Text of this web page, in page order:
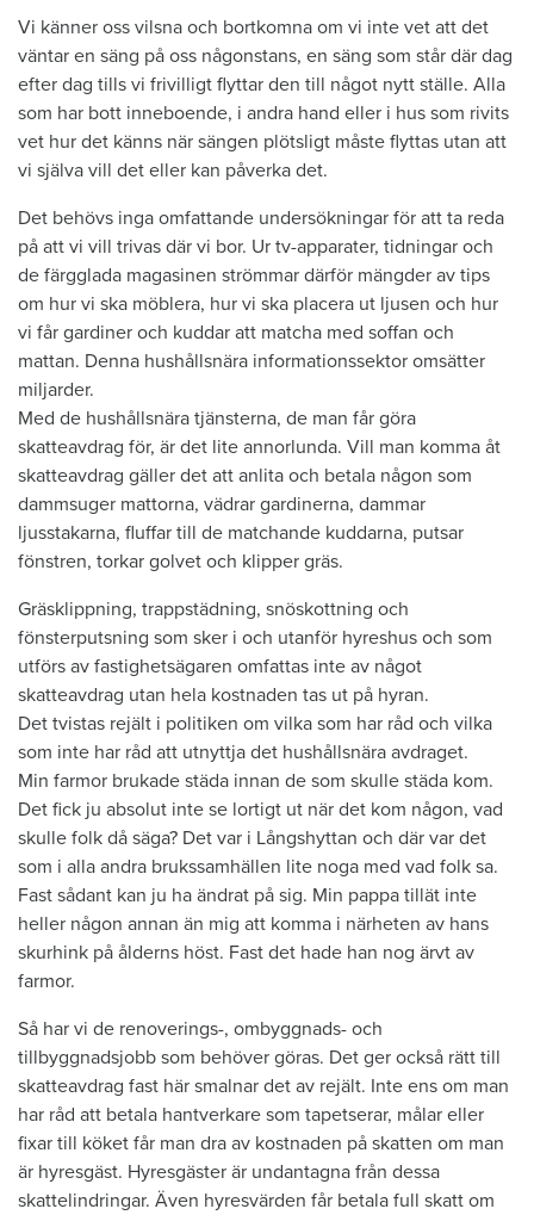
Vi känner oss vilsna och bortkomna om vi inte vet att det
väntar en säng på oss någonstans, en säng som står där dag
efter dag tills vi frivilligt flyttar den till något nytt ställe. Alla
som har bott inneboende, i andra hand eller i hus som rivits
vet hur det känns när sängen plötsligt måste flyttas utan att
vi själva vill det eller kan påverka det.
Det behövs inga omfattande undersökningar för att ta reda
på att vi vill trivas där vi bor. Ur tv-apparater, tidningar och
de färgglada magasinen strömmar därför mängder av tips
om hur vi ska möblera, hur vi ska placera ut ljusen och hur
vi får gardiner och kuddar att matcha med soffan och
mattan. Denna hushållsnära informationssektor omsätter
miljarder.
Med de hushållsnära tjänsterna, de man får göra
skatteavdrag för, är det lite annorlunda. Vill man komma åt
skatteavdrag gäller det att anlita och betala någon som
dammsuger mattorna, vädrar gardinerna, dammar
ljusstakarna, fluffar till de matchande kuddarna, putsar
fönstren, torkar golvet och klipper gräs.
Gräsklippning, trappstädning, snöskottning och
fönsterputsning som sker i och utanför hyreshus och som
utförs av fastighetsägaren omfattas inte av något
skatteavdrag utan hela kostnaden tas ut på hyran.
Det tvistas rejält i politiken om vilka som har råd och vilka
som inte har råd att utnyttja det hushållsnära avdraget.
Min farmor brukade städa innan de som skulle städa kom.
Det fick ju absolut inte se lortigt ut när det kom någon, vad
skulle folk då säga? Det var i Långshyttan och där var det
som i alla andra brukssamhällen lite noga med vad folk sa.
Fast sådant kan ju ha ändrat på sig. Min pappa tillät inte
heller någon annan än mig att komma i närheten av hans
skurhink på ålderns höst. Fast det hade han nog ärvt av
farmor.
Så har vi de renoverings-, ombyggnads- och
tillbyggnadsjobb som behöver göras. Det ger också rätt till
skatteavdrag fast här smalnar det av rejält. Inte ens om man
har råd att betala hantverkare som tapetserar, målar eller
fixar till köket får man dra av kostnaden på skatten om man
är hyresgäst. Hyresgäster är undantagna från dessa
skattelindringar. Även hyresvärden får betala full skatt om